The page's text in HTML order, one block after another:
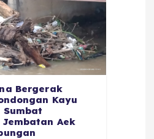
Bergerak
Kayu
Sumbat
Aek